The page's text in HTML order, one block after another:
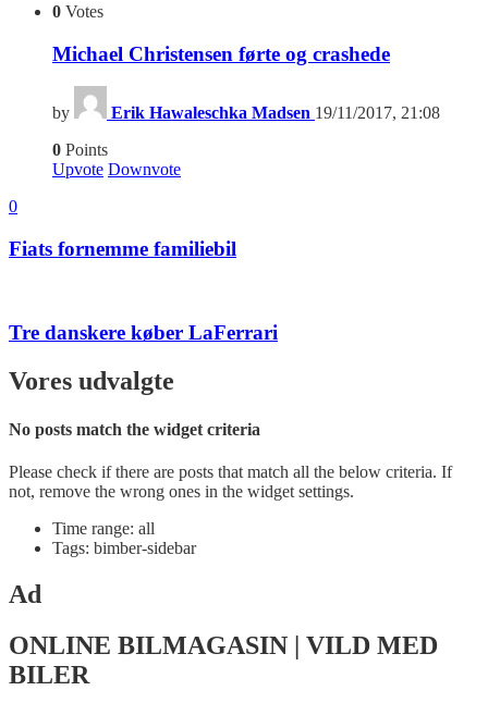
0 Votes
Michael Christensen førte og crashede
by Erik Hawaleschka Madsen 19/11/2017, 21:08
0 Points
Upvote Downvote
0
Fiats fornemme familiebil
Tre danskere køber LaFerrari
Vores udvalgte
No posts match the widget criteria
Please check if there are posts that match all the below criteria. If
not, remove the wrong ones in the widget settings.
Time range: all
Tags: bimber-sidebar
Ad
ONLINE BILMAGASIN | VILD MED
BILER